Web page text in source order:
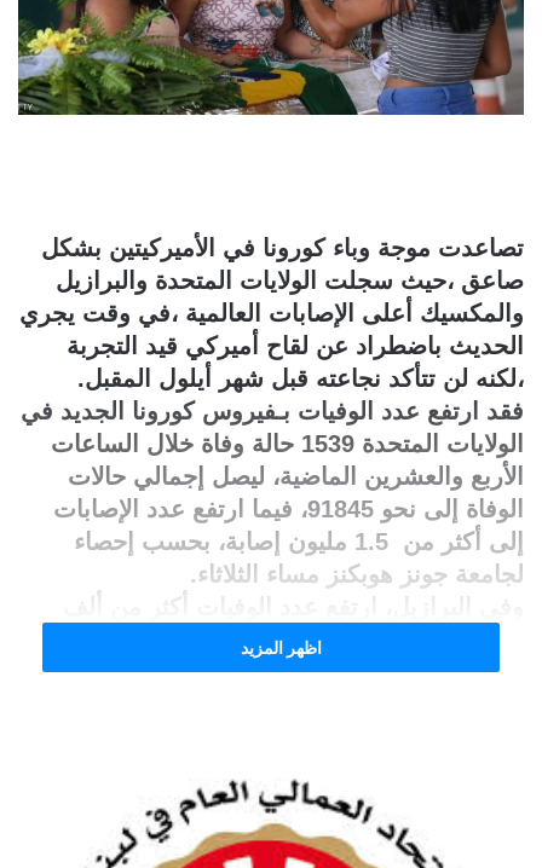
تصاعدت موجة وباء كورونا في الأميركيتين بشكل
صاعق ،حيث سجلت الولايات المتحدة والبرازيل
والمكسيك أعلى الإصابات العالمية ،في وقت يجري
الحديث باضطراد عن لقاح أميركي قيد التجربة
،لكنه لن تتأكد نجاعته قبل شهر أيلول المقبل.
فقد ارتفع عدد الوفيات بـفيروس كورونا الجديد في
الولايات المتحدة 1539 حالة وفاة خلال الساعات
الأربع والعشرين الماضية، ليصل إجمالي حالات
الوفاة إلى نحو 91845، فيما ارتفع عدد الإصابات
إلى أكثر من 1.5 مليون إصابة، بحسب إحصاء
لجامعة جونز هوبكنز مساء الثلاثاء.
حالة خلال 24 ساعة في حصيلة قياسية، وباتت
البرازيل ثالث دولة في العالم من حيث الإصابات
وقالت الوزارة إن البرازيل سجلت لغاية اليوم
اظهر المزيد